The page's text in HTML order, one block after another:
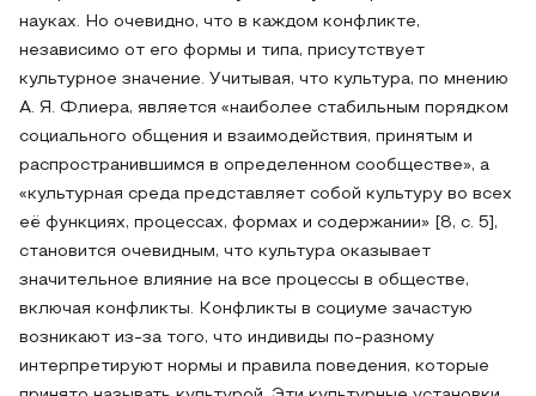
науках. Но очевидно, что в каждом конфликте,
независимо от его формы и типа, присутствует
культурное значение. Учитывая, что культура, по мнению
А. Я. Флиера, является «наиболее стабильным порядком
социального общения и взаимодействия, принятым и
распространившимся в определенном сообществе», а
«культурная среда представляет собой культуру во всех
её функциях, процессах, формах и содержании» [8, с. 5],
становится очевидным, что культура оказывает
значительное влияние на все процессы в обществе,
включая конфликты. Конфликты в социуме зачастую
возникают из-за того, что индивиды по-разному
интерпретируют нормы и правила поведения, которые